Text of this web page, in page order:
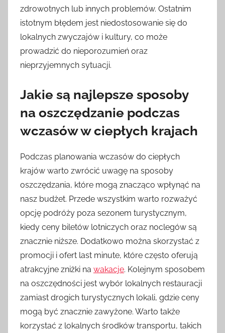
zdrowotnych lub innych problemów. Ostatnim
istotnym błędem jest niedostosowanie się do
lokalnych zwyczajów i kultury, co może
prowadzić do nieporozumień oraz
nieprzyjemnych sytuacji.
Jakie są najlepsze sposoby
na oszczędzanie podczas
wczasów w ciepłych krajach
Podczas planowania wczasów do ciepłych
krajów warto zwrócić uwagę na sposoby
oszczędzania, które mogą znacząco wpłynąć na
nasz budżet. Przede wszystkim warto rozważyć
opcję podróży poza sezonem turystycznym,
kiedy ceny biletów lotniczych oraz noclegów są
znacznie niższe. Dodatkowo można skorzystać z
promocji i ofert last minute, które często oferują
atrakcyjne zniżki na wakacje. Kolejnym sposobem
na oszczędności jest wybór lokalnych restauracji
zamiast drogich turystycznych lokali, gdzie ceny
mogą być znacznie zawyżone. Warto także
korzystać z lokalnych środków transportu, takich